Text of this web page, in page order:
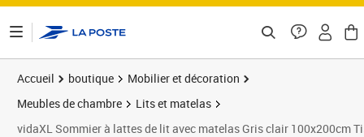
Accueil boutique
Mobilier et décoration
Meubles de chambre
Lits et matelas
vidaXL Sommier à lattes de lit avec matelas Gris clair 100x200cm